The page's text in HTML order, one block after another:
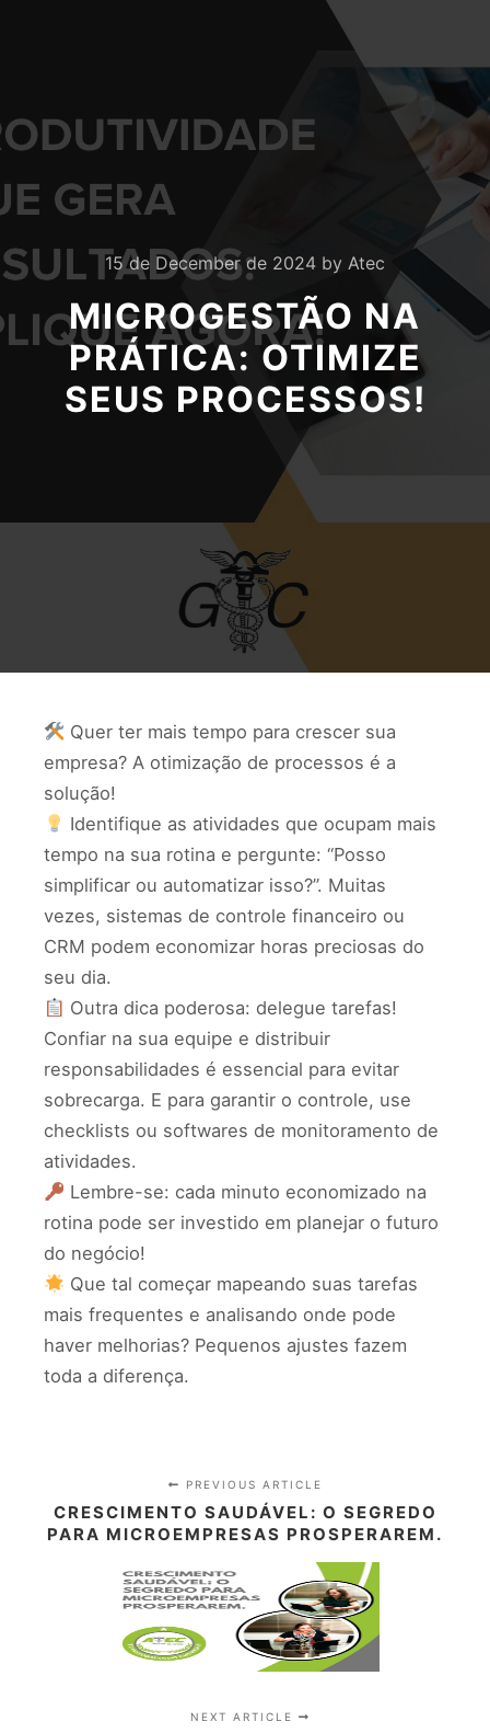
15 de December de 2024 by Atec
MICROGESTÃO NA
PRÁTICA: OTIMIZE
SEUS PROCESSOS!
Quer ter mais tempo para crescer sua
empresa? A otimização de processos é a
solução!
Identifique as atividades que ocupam mais
tempo na sua rotina e pergunte: “Posso
simplificar ou automatizar isso?”. Muitas
vezes, sistemas de controle financeiro ou
CRM podem economizar horas preciosas do
seu dia.
Outra dica poderosa: delegue tarefas!
Confiar na sua equipe e distribuir
responsabilidades é essencial para evitar
sobrecarga. E para garantir o controle, use
checklists ou softwares de monitoramento de
atividades.
Lembre-se: cada minuto economizado na
rotina pode ser investido em planejar o futuro
do negócio!
Que tal começar mapeando suas tarefas
mais frequentes e analisando onde pode
haver melhorias? Pequenos ajustes fazem
toda a diferença.
PREVIOUS ARTICLE
CRESCIMENTO SAUDÁVEL: O SEGREDO
PARA MICROEMPRESAS PROSPERAREM.
NEXT ARTICLE